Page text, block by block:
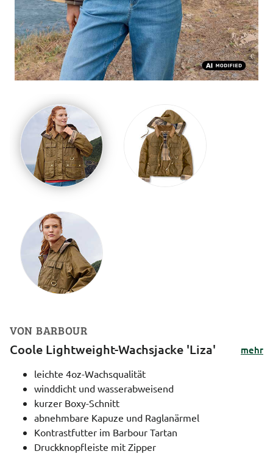
VON BARBOUR
Coole Lightweight-Wachsjacke 'Liza'
mehr
leichte 4oz-Wachsqualität
winddicht und wasserabweisend
kurzer Boxy-Schnitt
abnehmbare Kapuze und Raglanärmel
Kontrastfutter im Barbour Tartan
Druckknopfleiste mit Zipper